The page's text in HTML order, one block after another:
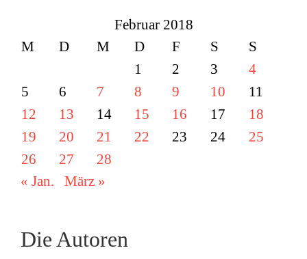
Februar 2018
M
D M D F S
S
1
2 3
4
5
6 7 8 9 10
11
12
13 14 15 16 17
18
19
20 21 22 23 24
25
26
27
28
« Jan.
März »
Die Autoren